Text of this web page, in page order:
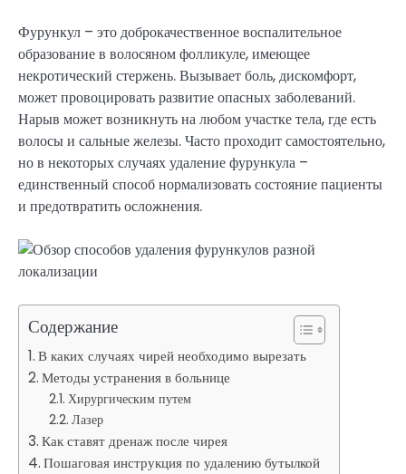
Фурункул – это доброкачественное воспалительное
образование в волосяном фолликуле, имеющее
некротический стержень. Вызывает боль, дискомфорт,
может провоцировать развитие опасных заболеваний.
Нарыв может возникнуть на любом участке тела, где есть
волосы и сальные железы. Часто проходит самостоятельно,
но в некоторых случаях удаление фурункула –
единственный способ нормализовать состояние пациенты
и предотвратить осложнения.
Содержание
В каких случаях чирей необходимо вырезать
Методы устранения в больнице
Хирургическим путем
Лазер
Как ставят дренаж после чирея
Пошаговая инструкция по удалению бутылкой